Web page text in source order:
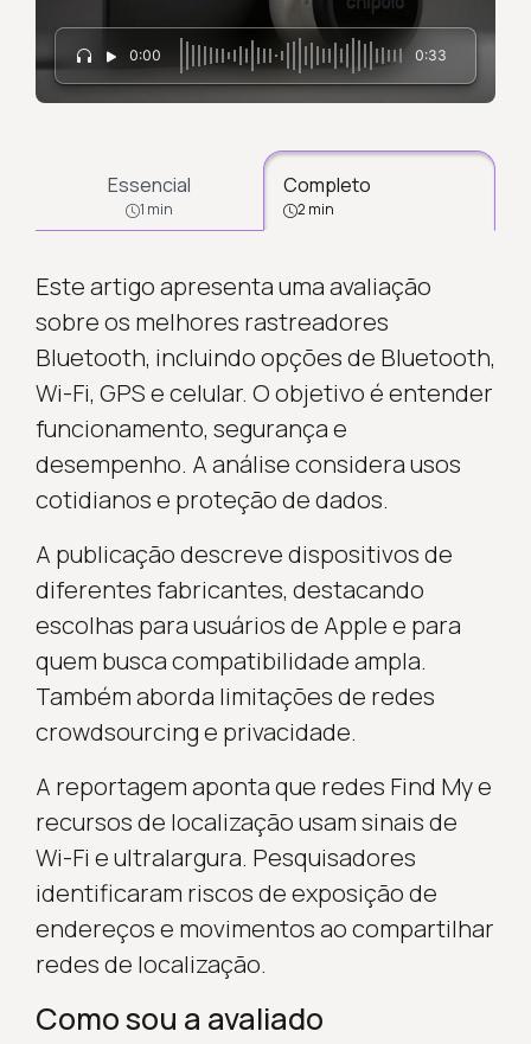
0:00 0:33
Essencial
1 min
Completo
2 min
Este artigo apresenta uma avaliação
sobre os melhores rastreadores
Bluetooth, incluindo opções de Bluetooth,
Wi-Fi, GPS e celular. O objetivo é entender
funcionamento, segurança e
desempenho. A análise considera usos
cotidianos e proteção de dados.
A publicação descreve dispositivos de
diferentes fabricantes, destacando
escolhas para usuários de Apple e para
quem busca compatibilidade ampla.
Também aborda limitações de redes
crowdsourcing e privacidade.
A reportagem aponta que redes Find My e
recursos de localização usam sinais de
Wi-Fi e ultralargura. Pesquisadores
identificaram riscos de exposição de
endereços e movimentos ao compartilhar
redes de localização.
Como sou a avaliado